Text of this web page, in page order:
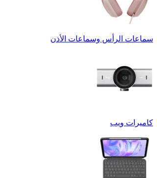
سماعات الرأس وسماعات الأذن
كاميرات ويب